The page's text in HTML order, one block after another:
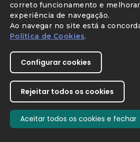
correto funcionamento e melhorar
experiência de navegação.
Ao navegar no site está a
Política de Cookies.
Configurar cookies
Rejeitar todos os cookies
Aceitar todos os cookies e fechar
Direção-Geral da EducaçãoYoutube